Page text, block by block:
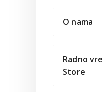
O nama
Radno
Store